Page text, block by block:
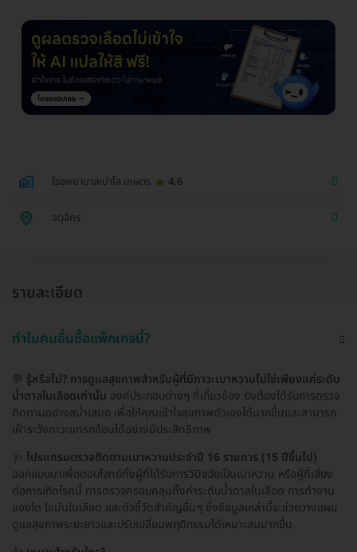
โรงพยาบาลเปาโล เกษตร 4.6
จตุจักร
รายละเอียด
ทำไมคนอื่นซื้อแพ็กเกจนี้?
💬 รู้หรือไม่? การดูแลสุขภาพสำหรับผู้ที่มีภาวะเบาหวานไม่ใช่เพียงแค่ระดับ
น้ำตาลในเลือดเท่านั้น องค์ประกอบต่างๆ ที่เกี่ยวข้อง ยังต้องได้รับการตรวจ
ติดตามอย่างสม่ำเสมอ เพื่อให้คุณเข้าใจสุขภาพตัวเองได้มากขึ้นและสามารถ
เฝ้าระวังภาวะแทรกซ้อนได้อย่างมีประสิทธิภาพ
🩺 โปรแกรมตรวจติดตามเบาหวานประจำปี 16 รายการ (15 ปีขึ้นไป)
ออกแบบมาเพื่อตอบโจทย์ทั้งผู้ที่ได้รับการวินิจฉัยเป็นเบาหวาน หรือผู้ที่เสี่ยง
ต่อการเกิดโรคนี้ การตรวจครอบคลุมทั้งค่าระดับน้ำตาลในเลือด การทำงาน
ของไต ไขมันในเลือด และตัวชี้วัดสำคัญอื่นๆ ซึ่งข้อมูลเหล่านี้จะช่วยวางแผน
ดูแลสุขภาพระยะยาวและปรับเปลี่ยนพฤติกรรมได้เหมาะสมมากขึ้น